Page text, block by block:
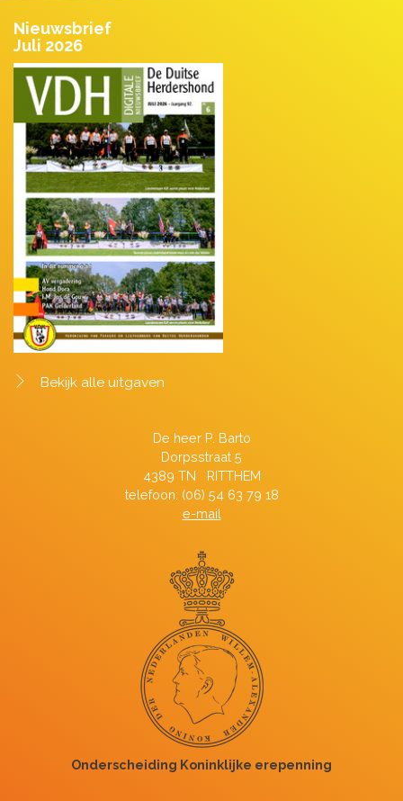
Nieuwsbrief
Juli 2026
Bekijk alle uitgaven
De heer P. Barto
Dorpsstraat 5
4389 TN RITTHEM
telefoon: (06) 54 63 79 18
e-mail